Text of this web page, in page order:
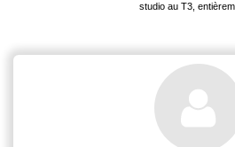
studio au T3,
Corse du Sud,
moins de 400 m de
Capu Seninu
studio au T3,